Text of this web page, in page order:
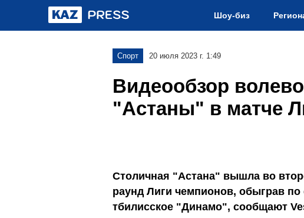
Шоу-биз
Спорт 20 июля 2023 г. 1:49
Видеообзор
"Астаны" в матче
Столичная "Астана" вышла во
раунд Лиги чемпионов, обыграв по
тбилисское "Динамо", сообщают